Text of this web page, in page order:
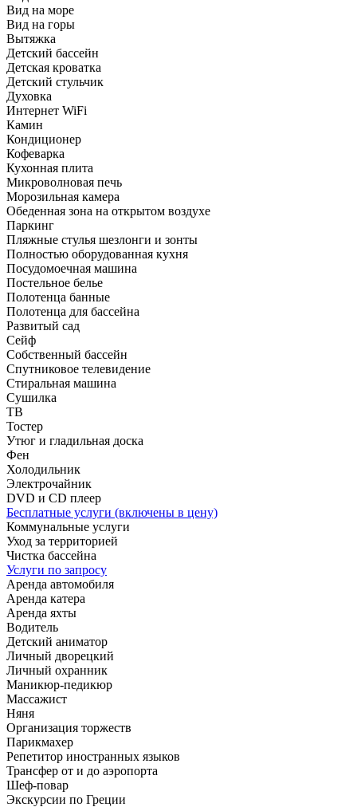
Вид на море
Вид на горы
Вытяжка
Детский бассейн
Детская кроватка
Детский стульчик
Духовка
Интернет WiFi
Камин
Кондиционер
Кофеварка
Кухонная плита
Микроволновая печь
Морозильная камера
Обеденная зона на открытом воздухе
Паркинг
Пляжные стулья шезлонги и зонты
Полностью оборудованная кухня
Посудомоечная машина
Постельное белье
Полотенца банные
Полотенца для бассейна
Развитый сад
Сейф
Собственный бассейн
Спутниковое телевидение
Стиральная машина
Сушилка
ТВ
Тостер
Утюг и гладильная доска
Фен
Холодильник
Электрочайник
DVD и CD плеер
Бесплатные услуги (включены в цену)
Коммунальные услуги
Уход за территорией
Чистка бассейна
Услуги по запросу
Аренда автомобиля
Аренда катера
Аренда яхты
Водитель
Детский аниматор
Личный дворецкий
Личный охранник
Маникюр-педикюр
Массажист
Няня
Организация торжеств
Парикмахер
Репетитор иностранных языков
Трансфер от и до аэропорта
Шеф-повар
Экскурсии по Греции